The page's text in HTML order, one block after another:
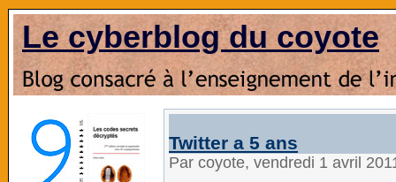
Le cyberblog du coyote
Twitter a 5 ans
Par coyote, vendredi 1 avril